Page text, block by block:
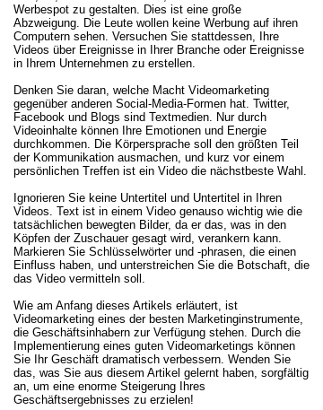
Werbespot zu gestalten. Dies ist eine große
Abzweigung. Die Leute wollen keine Werbung auf ihren
Computern sehen. Versuchen Sie stattdessen, Ihre
Videos über Ereignisse in Ihrer Branche oder Ereignisse
in Ihrem Unternehmen zu erstellen.
Denken Sie daran, welche Macht Videomarketing
gegenüber anderen Social-Media-Formen hat. Twitter,
Facebook und Blogs sind Textmedien. Nur durch
Videoinhalte können Ihre Emotionen und Energie
durchkommen. Die Körpersprache soll den größten Teil
der Kommunikation ausmachen, und kurz vor einem
persönlichen Treffen ist ein Video die nächstbeste Wahl.
Ignorieren Sie keine Untertitel und Untertitel in Ihren
Videos. Text ist in einem Video genauso wichtig wie die
tatsächlichen bewegten Bilder, da er das, was in den
Köpfen der Zuschauer gesagt wird, verankern kann.
Markieren Sie Schlüsselwörter und -phrasen, die einen
Einfluss haben, und unterstreichen Sie die Botschaft, die
das Video vermitteln soll.
Wie am Anfang dieses Artikels erläutert, ist
Videomarketing eines der besten Marketinginstrumente,
die Geschäftsinhabern zur Verfügung stehen. Durch die
Implementierung eines guten Videomarketings können
Sie Ihr Geschäft dramatisch verbessern. Wenden Sie
das, was Sie aus diesem Artikel gelernt haben, sorgfältig
an, um eine enorme Steigerung Ihres
Geschäftsergebnisses zu erzielen!